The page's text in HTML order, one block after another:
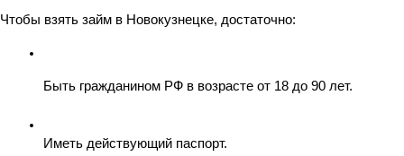
Чтобы взять займ в Новокузнецке, достаточно:
Быть гражданином РФ в возрасте от 18 до 90 лет.
Иметь действующий паспорт.